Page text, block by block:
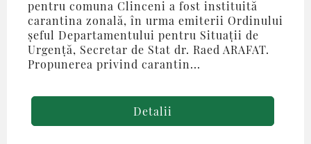
pentru comuna Clinceni a fost instituită
carantina zonală, în urma emiterii Ordinului
șeful Departamentului pentru Situații de
Urgență, Secretar de Stat dr. Raed ARAFAT.
Propunerea privind carantin...
Detalii